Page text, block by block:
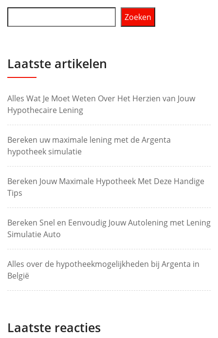
Zoeken
Laatste artikelen
Alles Wat Je Moet Weten Over Het Herzien van Jouw
Hypothecaire Lening
Bereken uw maximale lening met de Argenta
hypotheek simulatie
Bereken Jouw Maximale Hypotheek Met Deze Handige
Tips
Bereken Snel en Eenvoudig Jouw Autolening met Lening
Simulatie Auto
Alles over de hypotheekmogelijkheden bij Argenta in
België
Laatste reacties